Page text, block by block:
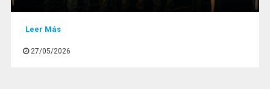
Leer Más
27/05/2026